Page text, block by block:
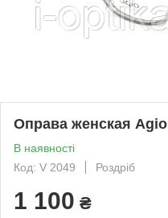
Оправа женская Agio
В наявності
Код: V 2049
Роздріб
1 100 ₴